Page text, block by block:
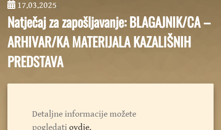
17.03.2025;
Natječaj za zapošljavanje: BLAGAJNIK/CA –
ARHIVAR/KA MATERIJALA KAZALIŠNIH
PREDSTAVA
Detaljne informacije možete
pogledatiovdje.